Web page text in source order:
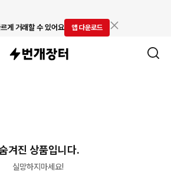
게 거래할 수 있어요 앱 다운로드
겨진 상품입니다.
실망하지마세요!